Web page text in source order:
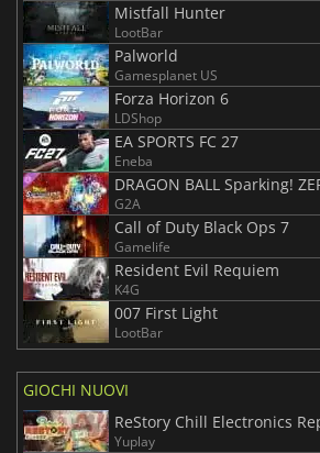
Mistfall Hunter
LootBar
Palworld
Gamesplanet US
Forza Horizon 6
LDShop
EA SPORTS FC 27
Eneba
G2A
Call of Duty Black Ops 7
Gamelife
Resident Evil Requiem
K4G
007 First Light
LootBar
GIOCHI NUOVI
ReStory Chill Electronics
Yuplay